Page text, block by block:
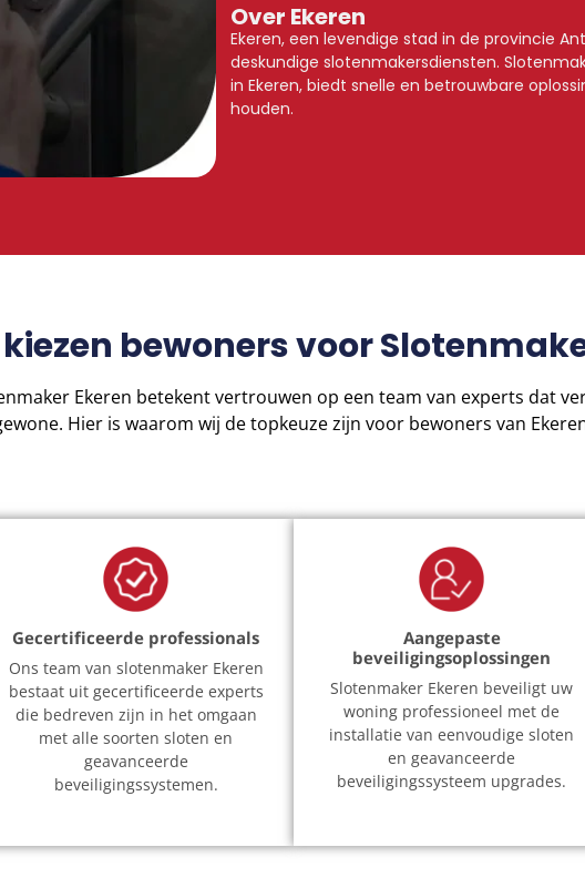
Over Ekeren
Ekeren, een levendige stad in de provincie
deskundige slotenmakersdiensten.
in Ekeren, biedt snelle en betrouwbare
houden.
bewoners voor
Ekeren betekent vertrouwen op een team van experts dat
Hier is waarom wij de topkeuze zijn voor bewoners van
Gecertificeerde professionals
Ons team van slotenmaker Ekeren
bestaat uit gecertificeerde experts
die bedreven zijn in het omgaan
met alle soorten sloten en
geavanceerde
beveiligingssystemen.
Aangepaste
beveiligingsoplossingen
Slotenmaker Ekeren beveiligt uw
woning professioneel met de
installatie van eenvoudige sloten
en geavanceerde
beveiligingssysteem upgrades.